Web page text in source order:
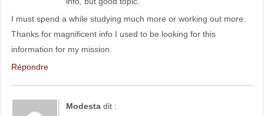
I must spend a while studying much more or working out more.
Thanks for magnificent info I used to be looking for this
information for my mission.
Répondre
Modesta dit :